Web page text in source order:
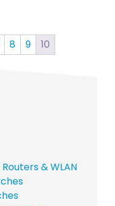
8 9 10
& WLAN